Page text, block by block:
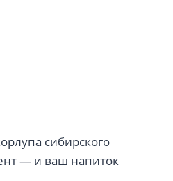
сибирского
— и ваш напиток